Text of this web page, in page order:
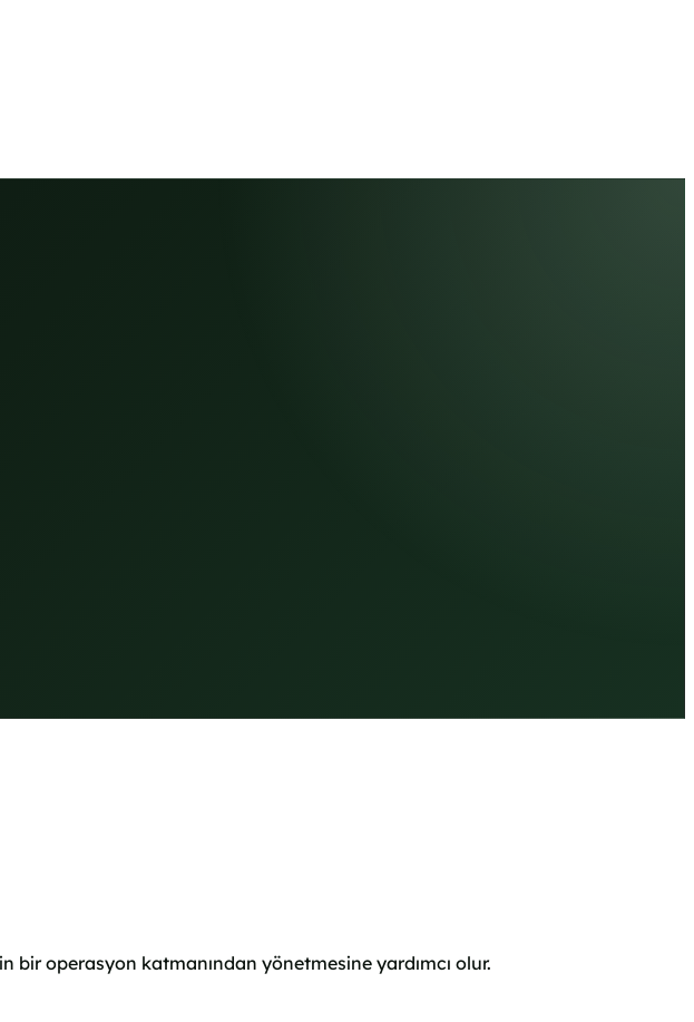
operasyon katmanından yönetmesine yardımcı olur.